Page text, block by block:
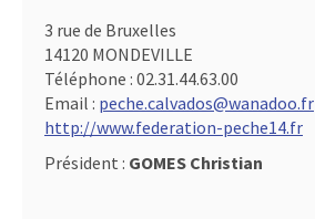
3 rue de Bruxelles
14120 MONDEVILLE
Téléphone : 02.31.44.63.00
Email : peche.calvados@wanadoo.fr
http://www.federation-peche14.fr
Président : GOMES Christian